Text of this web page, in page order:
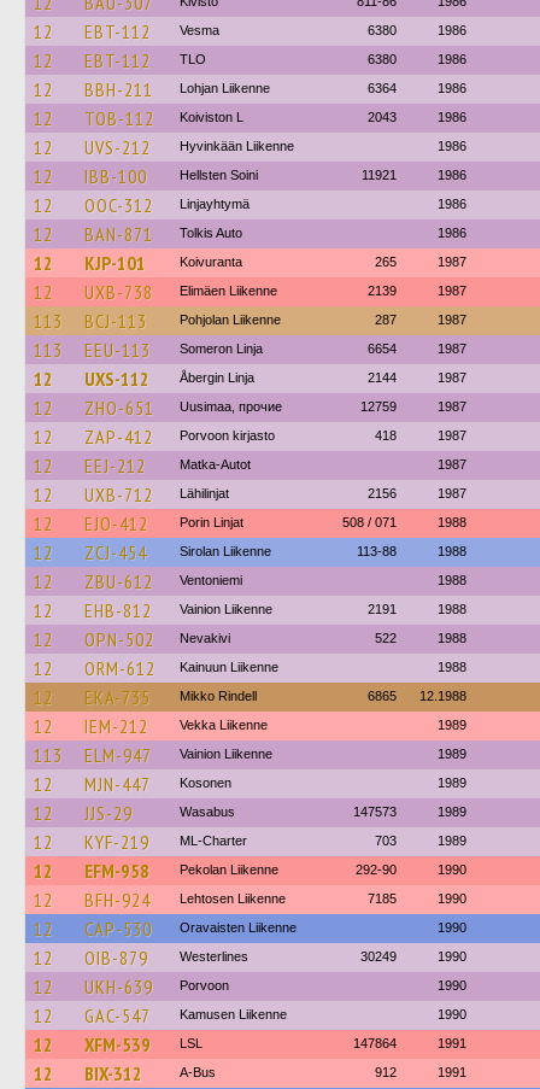
12 EBT-112 Vesma 6380 1986
12 EBT-112 TLO 6380 1986
12 BBH-211 Lohjan Liikenne 6364 1986
12 TOB-112 Koiviston L 2043 1986
12 UVS-212 Hyvinkään Liikenne 1986
12 IBB-100 Hellsten Soini 11921 1986
12 OOC-312 Linjayhtymä 1986
12 BAN-871 Tolkis Auto 1986
12 KJP-101 Koivuranta 265 1987
12 UXB-738 Elimäen Liikenne 2139 1987
113 BCJ-113 Pohjolan Liikenne 287 1987
113 EEU-113 Someron Linja 6654 1987
12 UXS-112 Åbergin Linja 2144 1987
12 ZHO-651 Uusimaa, прочие 12759 1987
12 ZAP-412 Porvoon kirjasto 418 1987
12 EEJ-212 Matka-Autot 1987
12 UXB-712 Lähilinjat 2156 1987
12 EJO-412 Porin Linjat 508 / 071 1988
12 ZCJ-454 Sirolan Liikenne 113-88 1988
12 ZBU-612 Ventoniemi 1988
12 EHB-812 Vainion Liikenne 2191 1988
12 OPN-502 Nevakivi 522 1988
12 ORM-612 Kainuun Liikenne 1988
12 EKA-735 Mikko Rindell 6865 12.1988
12 IEM-212 Vekka Liikenne 1989
113 ELM-947 Vainion Liikenne 1989
12 MJN-447 Kosonen 1989
12 JJS-29 Wasabus 147573 1989
12 KYF-219 ML-Charter 703 1989
12 EFM-958 Pekolan Liikenne 292-90 1990
12 BFH-924 Lehtosen Liikenne 7185 1990
12 CAP-530 Oravaisten Liikenne 1990
12 OIB-879 Westerlines 30249 1990
12 UKH-639 Porvoon 1990
12 GAC-547 Kamusen Liikenne 1990
12 XFM-539 LSL 147864 1991
12 BIX-312 A-Bus 912 1991